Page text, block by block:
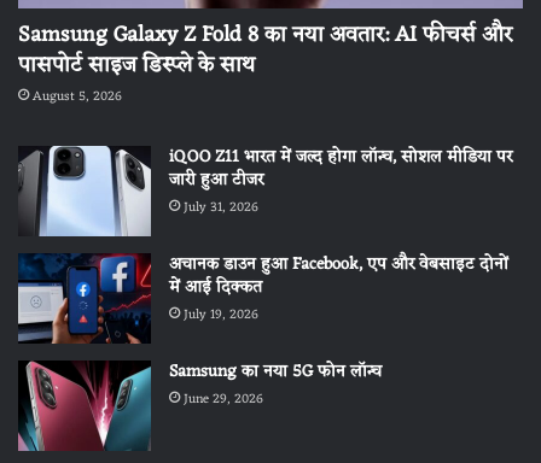
Samsung Galaxy Z Fold 8 का नया अवतार: AI फीचर्स और
पासपोर्ट साइज डिस्प्ले के साथ
August 5, 2026
iQOO Z11 भारत में जल्द होगा लॉन्च, सोशल मीडिया पर
जारी हुआ टीजर
July 31, 2026
अचानक डाउन हुआ Facebook, एप और वेबसाइट दोनों
में आई दिक्कत
July 19, 2026
Samsung का नया 5G फोन लॉन्च
June 29, 2026